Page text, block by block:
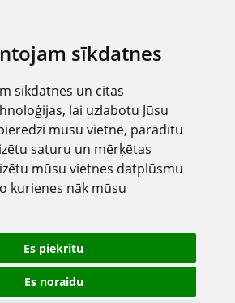
sīkdatnes
sīkdatnes un citas
lai uzlabotu Jūsu
mūsu vietnē, parādītu
saturu un mērķētas
mūsu vietnes datplūsmu
kurienes nāk mūsu
Es piekrītu
Es noraidu